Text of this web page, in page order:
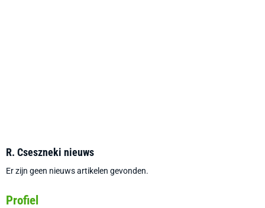
R. Cseszneki nieuws
Er zijn geen nieuws artikelen gevonden.
Profiel